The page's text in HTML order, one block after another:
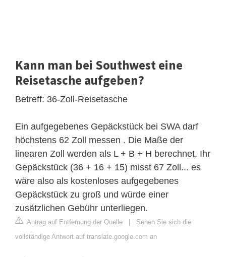
Kann man bei Southwest eine
Reisetasche aufgeben?
Betreff: 36-Zoll-Reisetasche
Ein aufgegebenes Gepäckstück bei SWA darf
höchstens 62 Zoll messen . Die Maße der
linearen Zoll werden als L + B + H berechnet. Ihr
Gepäckstück (36 + 16 + 15) misst 67 Zoll... es
wäre also als kostenloses aufgegebenes
Gepäckstück zu groß und würde einer
zusätzlichen Gebühr unterliegen.
Antrag auf Entfernung der Quelle | Sehen Sie sich die
vollständige Antwort auf translate.google.com an